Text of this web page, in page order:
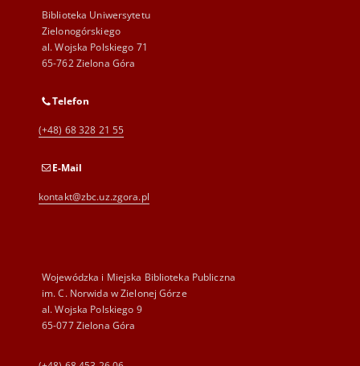
Biblioteka Uniwersytetu
Zielonogórskiego
al. Wojska Polskiego 71
65-762 Zielona Góra
Telefon
(+48) 68 328 21 55
E-Mail
kontakt@zbc.uz.zgora.pl
Wojewódzka i Miejska Biblioteka Publiczna
im. C. Norwida w Zielonej Górze
al. Wojska Polskiego 9
65-077 Zielona Góra